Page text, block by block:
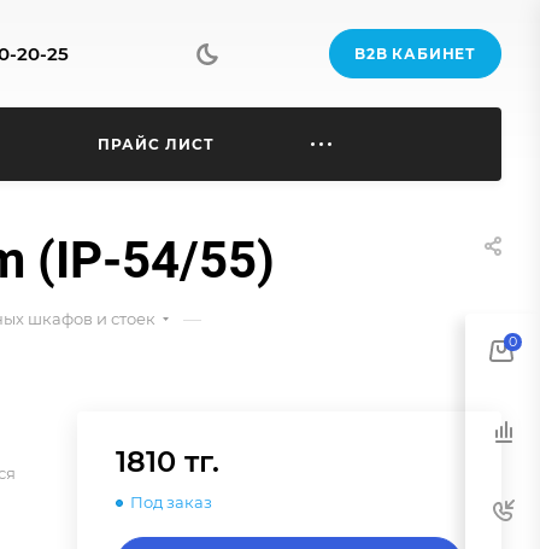
20-25 B2B КАБИНЕТ
ПРАЙС ЛИСТ
(IP-54/55)
шкафов и стоек —
1810 тг.
Под заказ
0